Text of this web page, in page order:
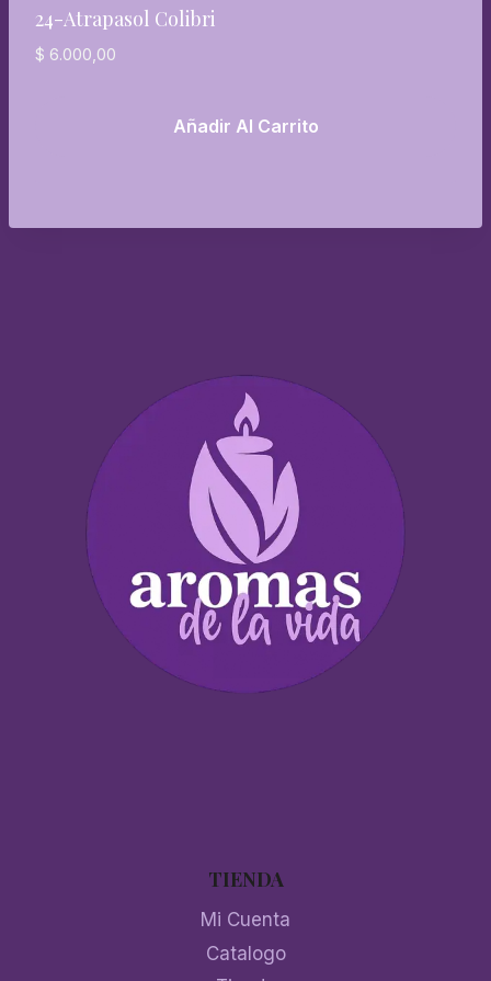
24-Atrapasol Colibri
$ 6.000,00
Añadir Al Carrito
TIENDA
Mi Cuenta
Catalogo